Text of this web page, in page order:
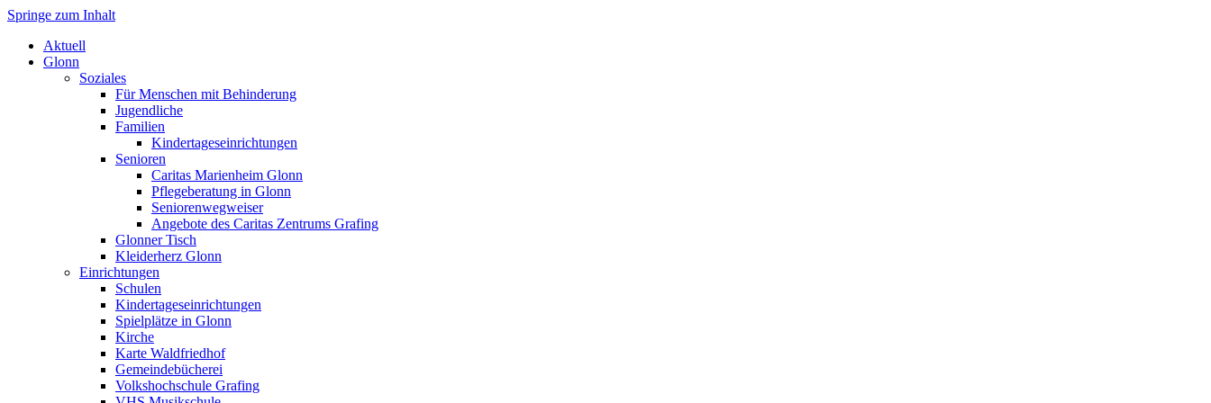
Markt Glonn
Springe zum Inhalt
Aktuell
Glonn
Soziales
Für Menschen mit Behinderung
Jugendliche
Familien
Kindertageseinrichtungen
Senioren
Caritas Marienheim Glonn
Pflegeberatung in Glonn
Seniorenwegweiser
Angebote des Caritas Zentrums Grafing
Glonner Tisch
Kleiderherz Glonn
Einrichtungen
Schulen
Kindertageseinrichtungen
Spielplätze in Glonn
Kirche
Karte Waldfriedhof
Gemeindebücherei
Volkshochschule Grafing